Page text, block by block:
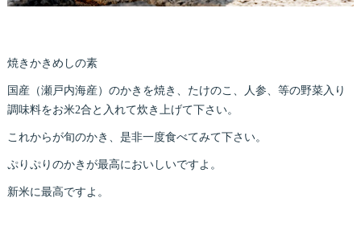
焼きかきめしの素
国産（瀬戸内海産）のかきを焼き、たけのこ、人参、等の野菜入り
調味料をお米2合と入れて炊き上げて下さい。
これからが旬のかき、是非一度食べてみて下さい。
ぷりぷりのかきが最高においしいですよ。
新米に最高ですよ。